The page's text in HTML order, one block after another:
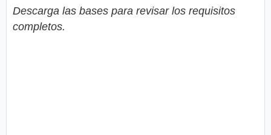
Descarga las bases para revisar los requisitos
completos.